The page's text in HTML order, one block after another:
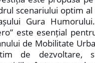
scenariului optim
Gura
este esențial
de Mobilitate
de dezvoltare,